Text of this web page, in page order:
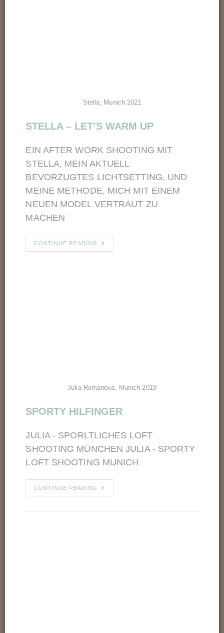
Stella, Munich 2021
STELLA – LET’S WARM UP
EIN AFTER WORK SHOOTING MIT
STELLA, MEIN AKTUELL
BEVORZUGTES LICHTSETTING, UND
MEINE METHODE, MICH MIT EINEM
NEUEN MODEL VERTRAUT ZU
MACHEN
CONTINUE READING
Julia Romanova, Munich 2019
SPORTY HILFINGER
JULIA - SPORLTLICHES LOFT
SHOOTING MÜNCHEN JULIA - SPORTY
LOFT SHOOTING MUNICH
CONTINUE READING